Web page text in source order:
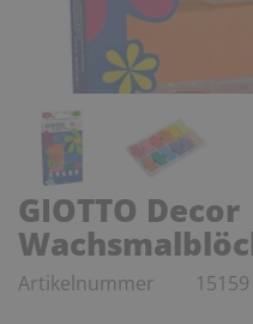
GIOTTO Decor
Artikelnummer 15159